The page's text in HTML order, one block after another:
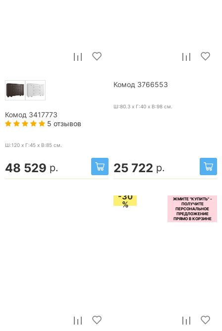
Комод 3417773
5 отзывов
Ш:120 x Г:45 x В:85 см.
48 529 р.
Комод 3766553
Ш:80.3 x Г:40 x В:98 см.
25 722 р.
-30
%